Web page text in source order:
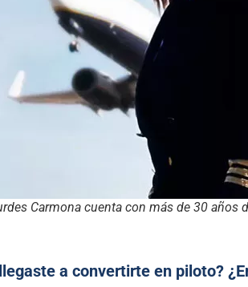
Carmona cuenta con más de 30 años
a convertirte en piloto?